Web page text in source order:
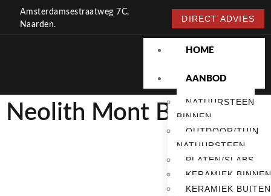
Amsterdamsestraatweg 7C,
Naarden.
DIRECT ADVIES
HOME
AANBOD
NATUURSTEEN
BINNEN
OUTDOOR/TUIN
NATUURSTEEN
PLATEN/SLABS
KERAMIEK BINNEN
KERAMIEK BUITEN
Neolith Mont Blanc